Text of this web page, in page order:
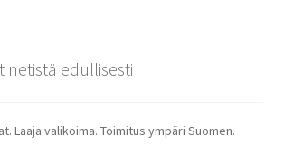
netistä edullisesti
Laaja valikoima. Toimitus ympäri Suomen.